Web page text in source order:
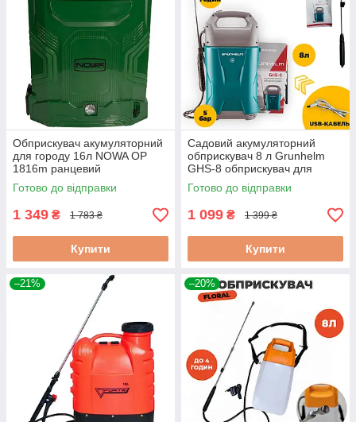
Обприскувач акумуляторний
для городу 16л NOWA OP
1816m ранцевий
обприскувач акумуляторний
обприскувач для городу
Готово до відправки
1 349 ₴ 1 783 ₴
Купити
Садовий акумуляторний
обприскувач 8 л Grunhelm
GHS-8 обприскувач для
обробки рослин
акумуляторний
Готово до відправки
1 099 ₴ 1 399 ₴
Купити
–21% –20%